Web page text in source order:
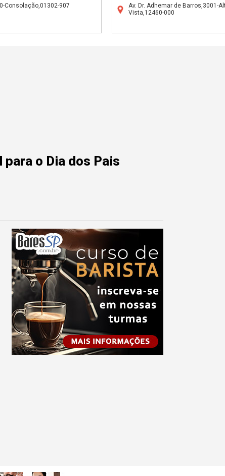
Consolação,01302-907
Av. Dr. Adhemar de Barros,3001-
Vista,12460-000
o Dia dos Pais